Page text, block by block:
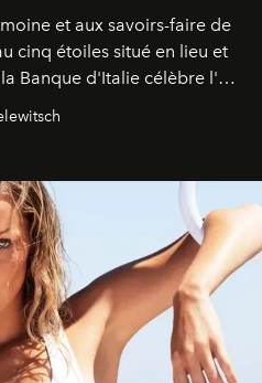
et aux savoirs-faire de
cinq étoiles situé en lieu et
Banque d'Italie célèbre l'art
son élégance intemporelle.